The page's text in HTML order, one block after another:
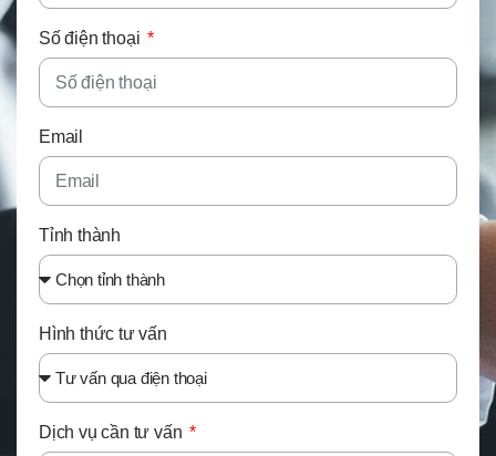
Số điện thoại
Email
Tỉnh thành
Hình thức tư vấn
Dịch vụ cần tư vấn